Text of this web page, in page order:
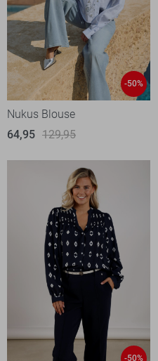
-50%
Nukus Blouse
64,95 129,95
-50%